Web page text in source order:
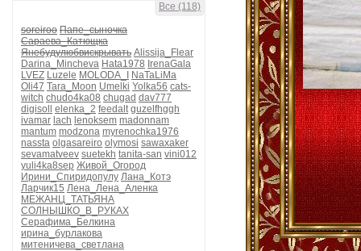
Все (118)
soreiroo Папе_сыночка
Сараева_Катющка
Янебудулюбвискрывать Alissija_Flear
Darina_Mincheva Hata1978 IrenaGala
LVEZ Luzele MOLODA_I
NaTaLiMa
Oli47 Tara_Moon Umelki Yolka56 cats-
witch chudo4ka08 chugad dav777
digisoll
elenka_2 feedalt guzelfhggh
ivamar lach lenoksem madonnam
mantum modzona myrenochka1976
nassta olgasareiro olymosi sawaxaker
sevamatveev suetekh tanita-san vini012
yuli4ka8sep Живой_Огород
Ирини_Спиридопулу Лана_Котэ
Ларчик15 Лена_Лена_Аленка
МЕЖАНЦ_ТАТЬЯНА
СОЛНЫШКО_В_РУКАХ
Серафима_Белкина
ирина_бурлакова
митеничева_светлана